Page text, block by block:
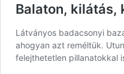
Balaton, kilátás,
Látványos badacsonyi
ahogyan azt reméltük.
felejthetetlen pillanatokkal